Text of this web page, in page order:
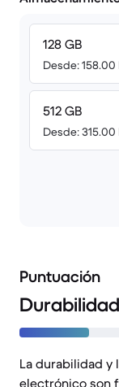
128 GB
Desde: 158.00
512 GB
Desde: 315.00
Puntuación
Durabilidad
La durabilidad y
electrónico son